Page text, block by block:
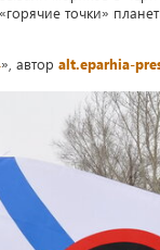
точки»
», автор alt.eparhia-